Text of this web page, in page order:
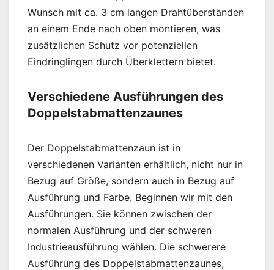
Wunsch mit ca. 3 cm langen Drahtüberständen
an einem Ende nach oben montieren, was
zusätzlichen Schutz vor potenziellen
Eindringlingen durch Überklettern bietet.
Verschiedene Ausführungen des
Doppelstabmattenzaunes
Der Doppelstabmattenzaun ist in
verschiedenen Varianten erhältlich, nicht nur in
Bezug auf Größe, sondern auch in Bezug auf
Ausführung und Farbe. Beginnen wir mit den
Ausführungen. Sie können zwischen der
normalen Ausführung und der schweren
Industrieausführung wählen. Die schwerere
Ausführung des Doppelstabmattenzaunes,